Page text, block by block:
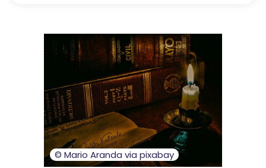
© Mario Aranda via pixabay